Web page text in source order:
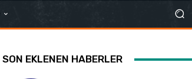
SON EKLENEN HABERLER